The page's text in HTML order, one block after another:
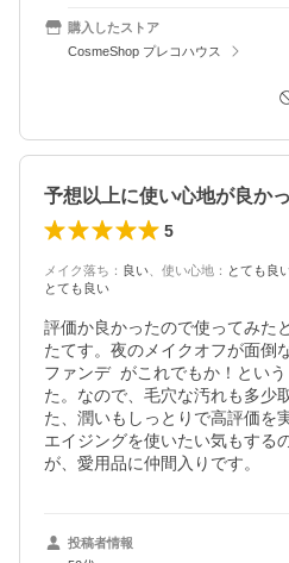
購入したストア
CosmeShop プレコハウス
予想以上に使い心地が良かっ
5
メイク落ち ： 良い 使い心地 ： とても良
とても良い
評価か良かったので使ってみた
たてす。夜のメイクオフが面倒
ファンデ  がこれでもか！とい
た。なので、毛穴な汚れも多少
た、潤いもしっとりで高評価を
エイジングを使いたい気もする
が、愛用品に仲間入りです。
投稿者情報